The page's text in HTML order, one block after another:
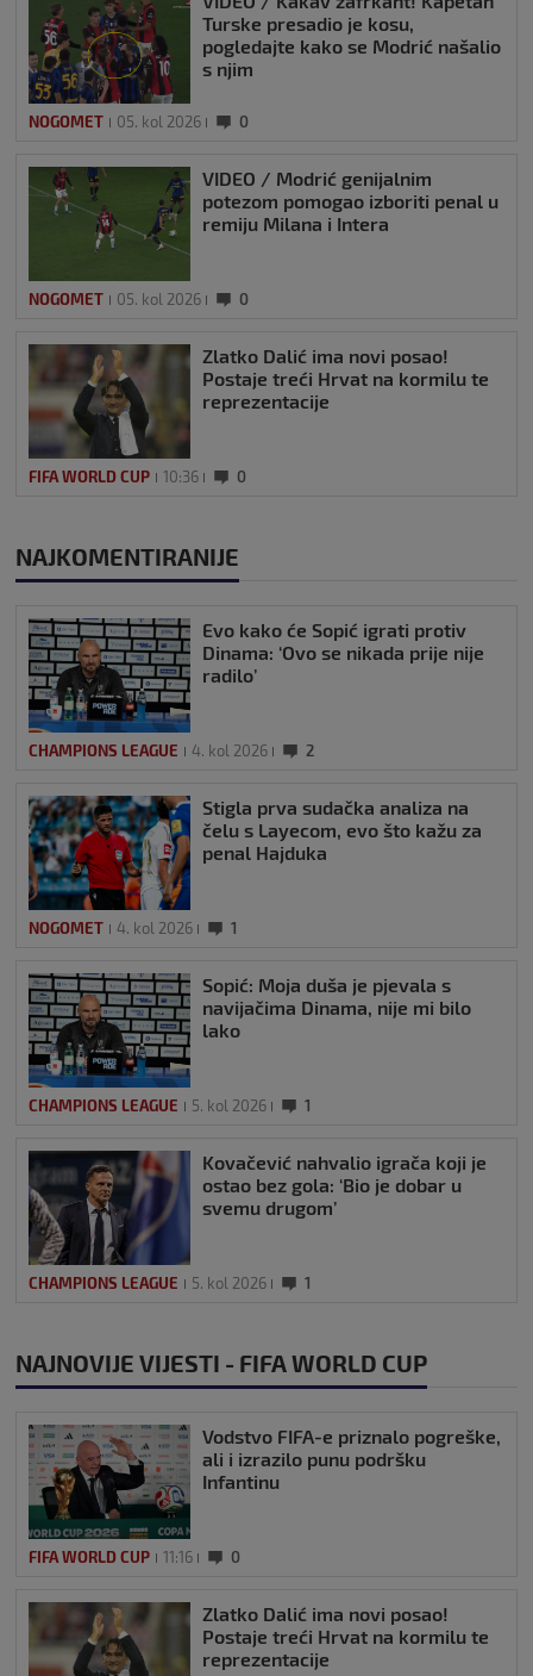
Turske presadio je kosu,
pogledajte kako se Modrić našalio
s njim
NOGOMET 05. kol 2026 0
VIDEO / Modrić genijalnim
potezom pomogao izboriti penal u
remiju Milana i Intera
NOGOMET 05. kol 2026 0
Zlatko Dalić ima novi posao!
Postaje treći Hrvat na kormilu te
reprezentacije
FIFA WORLD CUP 10:36 0
NAJKOMENTIRANIJE
Evo kako će Sopić igrati protiv
Dinama: ‘Ovo se nikada prije nije
radilo’
CHAMPIONS LEAGUE 4. kol 2026 2
Stigla prva sudačka analiza na
čelu s Layecom, evo što kažu za
penal Hajduka
NOGOMET 4. kol 2026 1
Sopić: Moja duša je pjevala s
navijačima Dinama, nije mi bilo
lako
CHAMPIONS LEAGUE 5. kol 2026 1
Kovačević nahvalio igrača koji je
ostao bez gola: ‘Bio je dobar u
svemu drugom’
CHAMPIONS LEAGUE 5. kol 2026 1
NAJNOVIJE VIJESTI - FIFA WORLD CUP
Vodstvo FIFA-e priznalo pogreške,
ali i izrazilo punu podršku
Infantinu
FIFA WORLD CUP 11:16 0
Zlatko Dalić ima novi posao!
Postaje treći Hrvat na kormilu te
reprezentacije